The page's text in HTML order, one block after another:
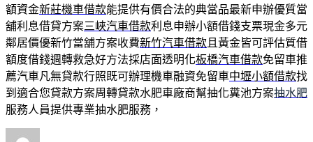
額資金新莊機車借款能提供有價合法的典當品最新申辦優質當
舖利息借貸方案三峽汽車借款利息申辦小額借錢支票現金多元
鄰居價優新竹當舖方案收費新竹汽車借款 且黃金皆可評估質借
額度借錢週轉救急好方法採店面透明化板橋汽車借款免留車推
薦汽車凡無貸款行照既可辦理機車融資免留車中壢小額借款找
到適合您貸款方案周轉貸款水肥車廠商幫抽化糞池方案抽水肥
服務人員提供專業抽水肥服務，